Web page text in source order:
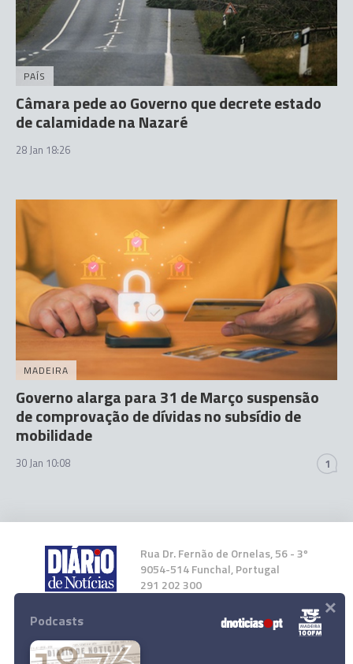
PAÍS
Câmara pede ao Governo que decrete estado
de calamidade na Nazaré
28 Jan 18:26
MADEIRA
Governo alarga para 31 de Março suspensão
de comprovação de dívidas no subsídio de
mobilidade
30 Jan 10:08 1
Rua Dr. Fernão de Ornelas, 56 - 3º
9054-514 Funchal, Portugal
291 202 300
Instale a nossa App
Podcasts ×